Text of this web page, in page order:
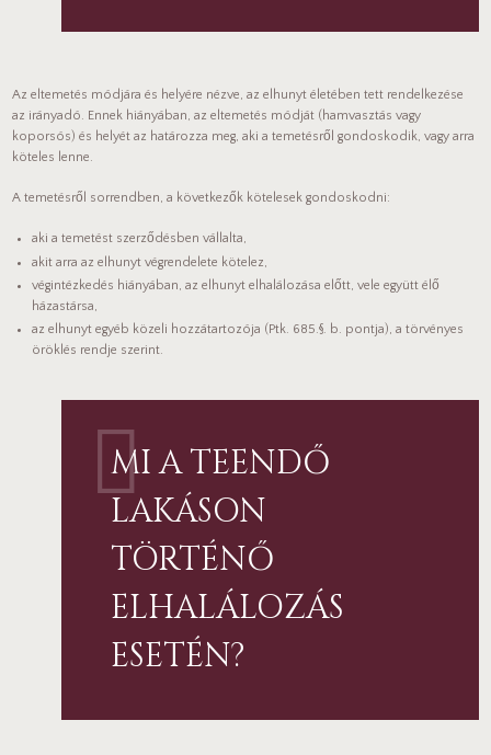
Az eltemetés módjára és helyére nézve, az elhunyt életében tett rendelkezése
az irányadó. Ennek hiányában, az eltemetés módját (hamvasztás vagy
koporsós) és helyét az határozza meg, aki a temetésről gondoskodik, vagy arra
köteles lenne.
A temetésről sorrendben, a következők kötelesek gondoskodni:
aki a temetést szerződésben vállalta,
akit arra az elhunyt végrendelete kötelez,
végintézkedés hiányában, az elhunyt elhalálozása előtt, vele együtt élő
házastársa,
az elhunyt egyéb közeli hozzátartozója (Ptk. 685.§. b. pontja), a törvényes
öröklés rendje szerint.
MI A TEENDŐ
LAKÁSON
TÖRTÉNŐ
ELHALÁLOZÁS
ESETÉN?